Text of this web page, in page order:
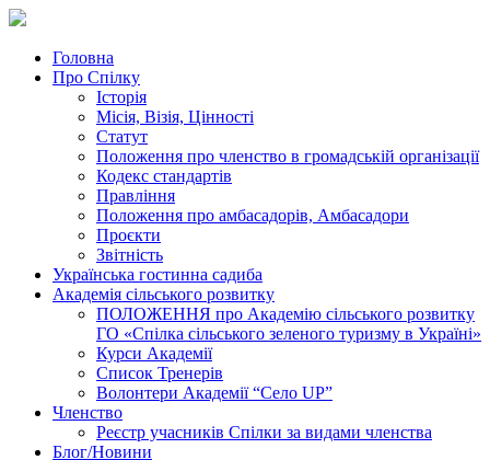
Головна
Про Спілку
Історія
Місія, Візія, Цінності
Статут
Положення про членство в громадській організації
Кодекс стандартів
Правління
Положення про амбасадорів, Амбасадори
Проєкти
Звітність
Українська гостинна садиба
Академія сільського розвитку
ПОЛОЖЕННЯ про Академію cільського розвитку
ГО «Спілка сільського зеленого туризму в Україні»
Курси Академії
Список Тренерів
Волонтери Академії “Село UP”
Членство
Реєстр учасників Спілки за видами членства
Блог/Новини